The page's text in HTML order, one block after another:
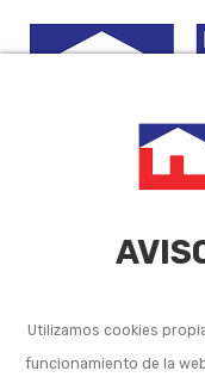
Utilizamos cookies
funcionamiento de la